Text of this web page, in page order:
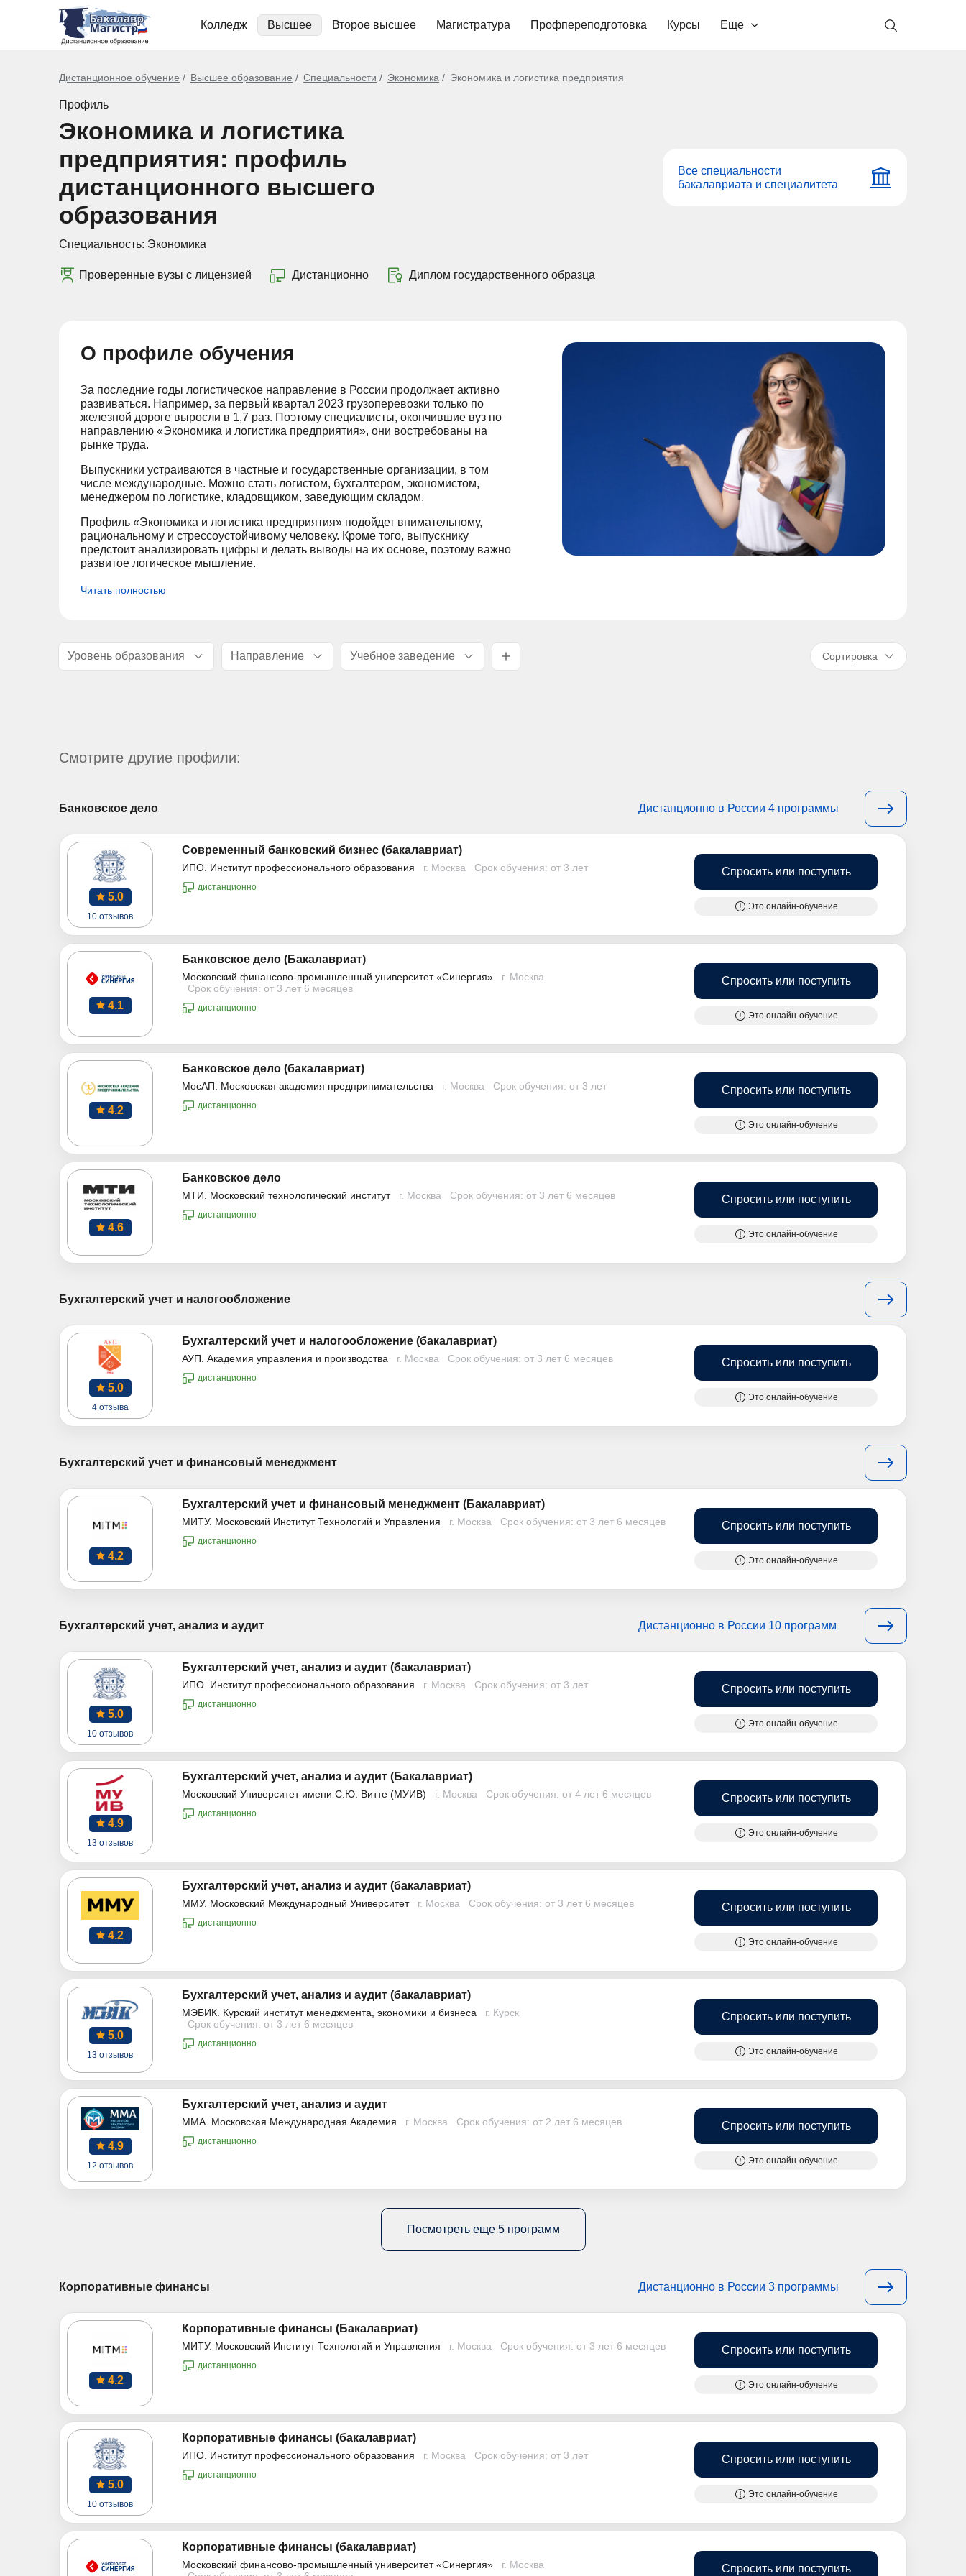
Колледж Высшее Второе высшее Магистратура Профпереподготовка Курсы Еще
Дистанционное обучение Высшее образование Специальности Экономика Экономика и логистика предприятия
Профиль
Экономика и логистика
предприятия: профиль
дистанционного высшего
образования
Специальность: Экономика
Все специальности
бакалавриата и специалитета
Проверенные вузы с лицензией Дистанционно Диплом государственного образца
О профиле обучения
За последние годы логистическое направление в России продолжает активно
развиваться. Например, за первый квартал 2023 грузоперевозки только по
железной дороге выросли в 1,7 раз. Поэтому специалисты, окончившие вуз по
направлению «Экономика и логистика предприятия», они востребованы на
рынке труда.
Выпускники устраиваются в частные и государственные организации, в том
числе международные. Можно стать логистом, бухгалтером, экономистом,
менеджером по логистике, кладовщиком, заведующим складом.
Профиль «Экономика и логистика предприятия» подойдет внимательному,
рациональному и стрессоустойчивому человеку. Кроме того, выпускнику
предстоит анализировать цифры и делать выводы на их основе, поэтому важно
развитое логическое мышление.
Читать полностью
Уровень образования Направление Учебное заведение Сортировка
Смотрите другие профили:
Банковское дело Дистанционно в России 4 программы
5.0
10 отзывов
Современный банковский бизнес (бакалавриат)
ИПО. Институт профессионального образования г. Москва Срок обучения: от 3 лет
дистанционно
Спросить или поступить
Это онлайн-обучение
4.1
Банковское дело (Бакалавриат)
Московский финансово-промышленный университет «Синергия»
г. Москва
Срок обучения: от 3 лет 6 месяцев
дистанционно
Спросить или поступить
Это онлайн-обучение
4.2
Банковское дело (бакалавриат)
МосАП. Московская академия предпринимательства г. Москва Срок обучения: от 3 лет
дистанционно
Спросить или поступить
Это онлайн-обучение
4.6
Банковское дело
МТИ. Московский технологический институт г. Москва Срок обучения: от 3 лет 6 месяцев
дистанционно
Спросить или поступить
Это онлайн-обучение
Бухгалтерский учет и налогообложение
5.0
4 отзыва
Бухгалтерский учет и налогообложение (бакалавриат)
АУП. Академия управления и производства г. Москва Срок обучения: от 3 лет 6 месяцев
дистанционно
Спросить или поступить
Это онлайн-обучение
Бухгалтерский учет и финансовый менеджмент
4.2
Бухгалтерский учет и финансовый менеджмент (Бакалавриат)
МИТУ. Московский Институт Технологий и Управления г. Москва Срок обучения: от 3 лет 6 месяцев
дистанционно
Спросить или поступить
Это онлайн-обучение
Бухгалтерский учет, анализ и аудит Дистанционно в России 10 программ
5.0
10 отзывов
Бухгалтерский учет, анализ и аудит (бакалавриат)
ИПО. Институт профессионального образования г. Москва Срок обучения: от 3 лет
дистанционно
Спросить или поступить
Это онлайн-обучение
4.9
13 отзывов
Бухгалтерский учет, анализ и аудит (Бакалавриат)
Московский Университет имени С.Ю. Витте (МУИВ) г. Москва Срок обучения: от 4 лет 6 месяцев
дистанционно
Спросить или поступить
Это онлайн-обучение
4.2
Бухгалтерский учет, анализ и аудит (бакалавриат)
ММУ. Московский Международный Университет г. Москва Срок обучения: от 3 лет 6 месяцев
дистанционно
Спросить или поступить
Это онлайн-обучение
5.0
13 отзывов
Бухгалтерский учет, анализ и аудит (бакалавриат)
МЭБИК. Курский институт менеджмента, экономики и бизнеса
г. Курск
Срок обучения: от 3 лет 6 месяцев
дистанционно
Спросить или поступить
Это онлайн-обучение
4.9
12 отзывов
Бухгалтерский учет, анализ и аудит
ММА. Московская Международная Академия г. Москва Срок обучения: от 2 лет 6 месяцев
дистанционно
Спросить или поступить
Это онлайн-обучение
Посмотреть еще 5 программ
Корпоративные финансы Дистанционно в России 3 программы
4.2
Корпоративные финансы (Бакалавриат)
МИТУ. Московский Институт Технологий и Управления г. Москва Срок обучения: от 3 лет 6 месяцев
дистанционно
Спросить или поступить
Это онлайн-обучение
5.0
10 отзывов
Корпоративные финансы (бакалавриат)
ИПО. Институт профессионального образования г. Москва Срок обучения: от 3 лет
дистанционно
Спросить или поступить
Это онлайн-обучение
Корпоративные финансы (бакалавриат)
Московский финансово-промышленный университет «Синергия»
г. Москва
Спросить или поступить